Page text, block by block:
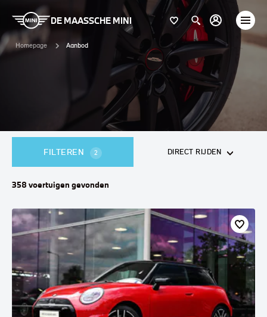
DE MAASSCHE MINI
Homepage Aanbod
FILTEREN 2 DIRECT RIJDEN
358 voertuigen gevonden